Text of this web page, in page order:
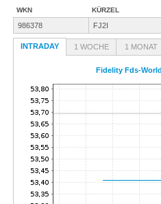
WKN KÜRZEL
986378 FJ2I
INTRADAY 1 WOCHE 1 MONAT
Fidelity Fds-